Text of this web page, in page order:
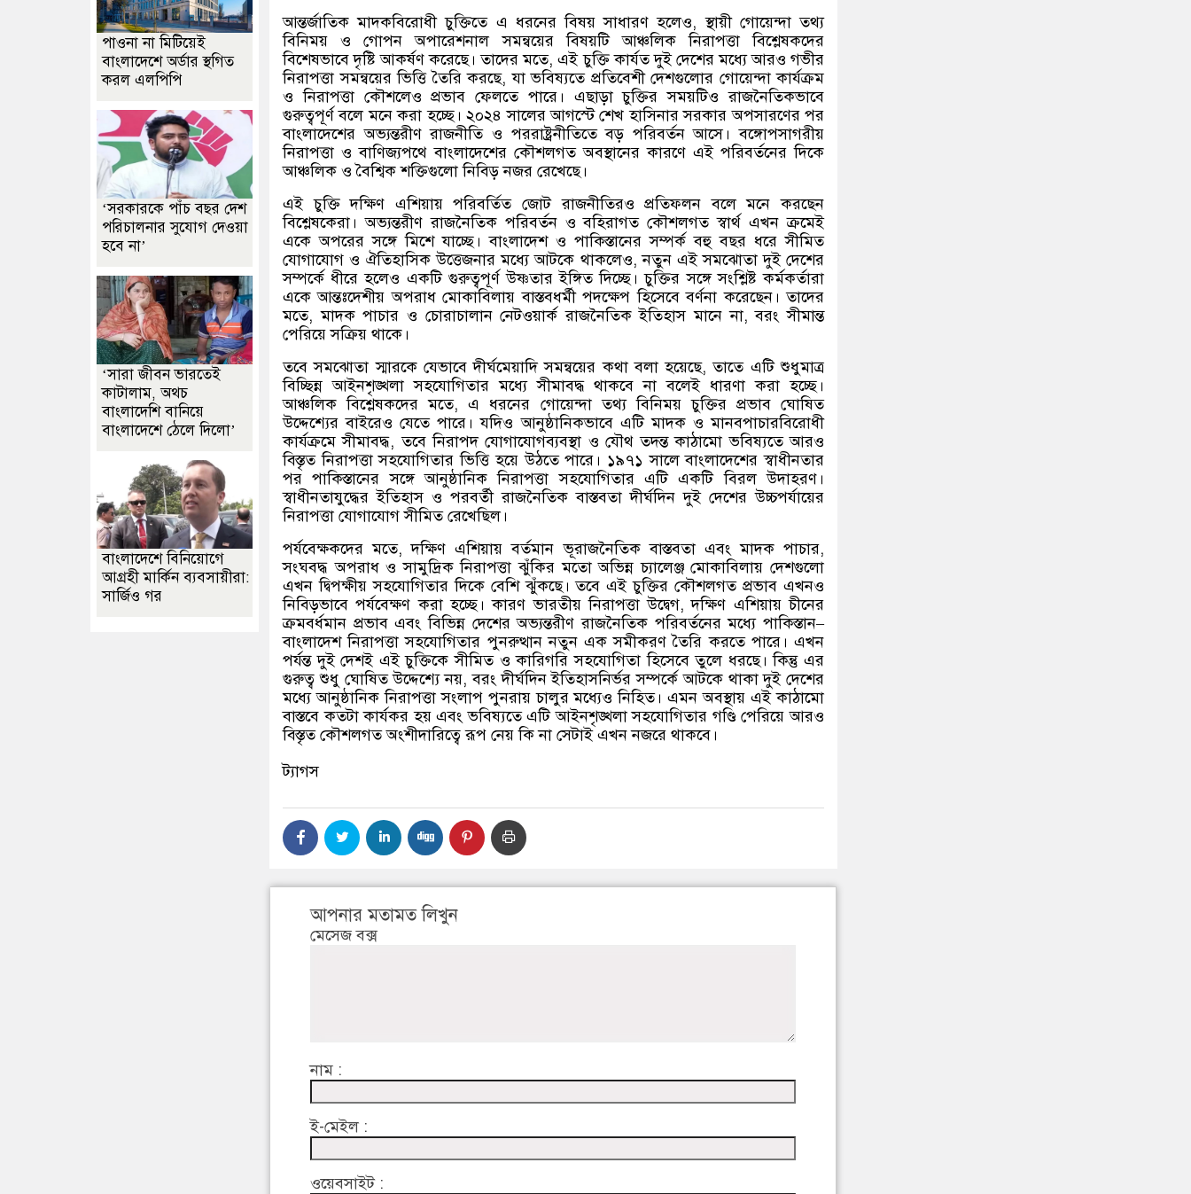
আন্তর্জাতিক মাদকবিরোধী চুক্তিতে এ ধরনের বিষয় সাধারণ হলেও,স্থায়ী গোয়েন্দা তথ্য
বিনিময় ও গোপন অপারেশনাল সমন্বয়ের বিষয়টি আঞ্চলিক নিরাপত্তা বিশ্লেষকদের
বিশেষভাবে দৃষ্টি আকর্ষণ করেছে। তাদের মতে,এই চুক্তি কার্যত দুই দেশের মধ্যে আরও গভীর
নিরাপত্তা সমন্বয়ের ভিত্তি তৈরি করছে,যা ভবিষ্যতে প্রতিবেশী দেশগুলোর গোয়েন্দা কার্যক্রম
ও নিরাপত্তা কৌশলেও প্রভাব ফেলতে পারে। এছাড়া চুক্তির সময়টিও রাজনৈতিকভাবে
গুরুত্বপূর্ণ বলে মনে করা হচ্ছে। ২০২৪ সালের আগস্টে শেখ হাসিনার সরকার অপসারণের পর
বাংলাদেশের অভ্যন্তরীণ রাজনীতি ও পররাষ্ট্রনীতিতে বড় পরিবর্তন আসে। বঙ্গোপসাগরীয়
নিরাপত্তা ও বাণিজ্যপথে বাংলাদেশের কৌশলগত অবস্থানের কারণে এই পরিবর্তনের দিকে
আঞ্চলিক ও বৈশ্বিক শক্তিগুলো নিবিড় নজর রেখেছে।
এই চুক্তি দক্ষিণ এশিয়ায় পরিবর্তিত জোট রাজনীতিরও প্রতিফলন বলে মনে করছেন
বিশ্লেষকেরা। অভ্যন্তরীণ রাজনৈতিক পরিবর্তন ও বহিরাগত কৌশলগত স্বার্থ এখন ক্রমেই
একে অপরের সঙ্গে মিশে যাচ্ছে। বাংলাদেশ ও পাকিস্তানের সম্পর্ক বহু বছর ধরে সীমিত
যোগাযোগ ও ঐতিহাসিক উত্তেজনার মধ্যে আটকে থাকলেও,নতুন এই সমঝোতা দুই দেশের
সম্পর্কে ধীরে হলেও একটি গুরুত্বপূর্ণ উষ্ণতার ইঙ্গিত দিচ্ছে। চুক্তির সঙ্গে সংশ্লিষ্ট কর্মকর্তারা
একে আন্তঃদেশীয় অপরাধ মোকাবিলায় বাস্তবধর্মী পদক্ষেপ হিসেবে বর্ণনা করেছেন। তাদের
মতে,মাদক পাচার ও চোরাচালান নেটওয়ার্ক রাজনৈতিক ইতিহাস মানে না,বরং সীমান্ত
পেরিয়ে সক্রিয় থাকে।
তবে সমঝোতা স্মারকে যেভাবে দীর্ঘমেয়াদি সমন্বয়ের কথা বলা হয়েছে,তাতে এটি শুধুমাত্র
বিচ্ছিন্ন আইনশৃঙ্খলা সহযোগিতার মধ্যে সীমাবদ্ধ থাকবে না বলেই ধারণা করা হচ্ছে।
আঞ্চলিক বিশ্লেষকদের মতে,এ ধরনের গোয়েন্দা তথ্য বিনিময় চুক্তির প্রভাব ঘোষিত
উদ্দেশ্যের বাইরেও যেতে পারে। যদিও আনুষ্ঠানিকভাবে এটি মাদক ও মানবপাচারবিরোধী
কার্যক্রমে সীমাবদ্ধ,তবে নিরাপদ যোগাযোগব্যবস্থা ও যৌথ তদন্ত কাঠামো ভবিষ্যতে আরও
বিস্তৃত নিরাপত্তা সহযোগিতার ভিত্তি হয়ে উঠতে পারে। ১৯৭১ সালে বাংলাদেশের স্বাধীনতার
পর পাকিস্তানের সঙ্গে আনুষ্ঠানিক নিরাপত্তা সহযোগিতার এটি একটি বিরল উদাহরণ।
স্বাধীনতাযুদ্ধের ইতিহাস ও পরবর্তী রাজনৈতিক বাস্তবতা দীর্ঘদিন দুই দেশের উচ্চপর্যায়ের
নিরাপত্তা যোগাযোগ সীমিত রেখেছিল।
পর্যবেক্ষকদের মতে,দক্ষিণ এশিয়ায় বর্তমান ভূরাজনৈতিক বাস্তবতা এবং মাদক পাচার,
সংঘবদ্ধ অপরাধ ও সামুদ্রিক নিরাপত্তা ঝুঁকির মতো অভিন্ন চ্যালেঞ্জ মোকাবিলায় দেশগুলো
এখন দ্বিপক্ষীয় সহযোগিতার দিকে বেশি ঝুঁকছে। তবে এই চুক্তির কৌশলগত প্রভাব এখনও
নিবিড়ভাবে পর্যবেক্ষণ করা হচ্ছে। কারণ ভারতীয় নিরাপত্তা উদ্বেগ,দক্ষিণ এশিয়ায় চীনের
ক্রমবর্ধমান প্রভাব এবং বিভিন্ন দেশের অভ্যন্তরীণ রাজনৈতিক পরিবর্তনের মধ্যে পাকিস্তান–
বাংলাদেশ নিরাপত্তা সহযোগিতার পুনরুত্থান নতুন এক সমীকরণ তৈরি করতে পারে। এখন
পর্যন্ত দুই দেশই এই চুক্তিকে সীমিত ও কারিগরি সহযোগিতা হিসেবে তুলে ধরছে। কিন্তু এর
গুরুত্ব শুধু ঘোষিত উদ্দেশ্যে নয়,বরং দীর্ঘদিন ইতিহাসনির্ভর সম্পর্কে আটকে থাকা দুই দেশের
মধ্যে আনুষ্ঠানিক নিরাপত্তা সংলাপ পুনরায় চালুর মধ্যেও নিহিত। এমন অবস্থায় এই কাঠামো
বাস্তবে কতটা কার্যকর হয় এবং ভবিষ্যতে এটি আইনশৃঙ্খলা সহযোগিতার গণ্ডি পেরিয়ে আরও
বিস্তৃত কৌশলগত অংশীদারিত্বে রূপ নেয় কি না সেটাই এখন নজরে থাকবে।
ট্যাগস
আপনার মতামত লিখুন
মেসেজ বক্স
নাম :
ই-মেইল :
ওয়েবসাইট :
পাওনা না মিটিয়েই
বাংলাদেশে অর্ডার স্থগিত
করল এলপিপি
‘সরকারকে পাঁচ বছর দেশ
পরিচালনার সুযোগ দেওয়া
হবে না’
‘সারা জীবন ভারতেই
কাটালাম, অথচ
বাংলাদেশি বানিয়ে
বাংলাদেশে ঠেলে দিলো’
বাংলাদেশে বিনিয়োগে
আগ্রহী মার্কিন ব্যবসায়ীরা:
সার্জিও গর